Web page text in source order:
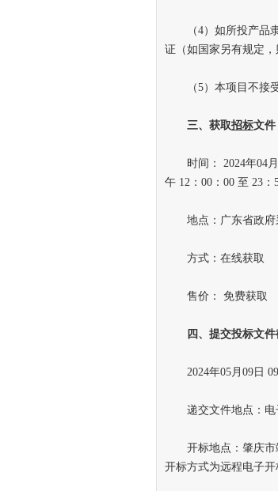
（4）如所投产品隶
证（如国家另有规定，
（5）本项目不接受
三、获取招标文件
时间： 2024年04月
午 12：00：00 至 23
地点：广东省政府
方式：在线获取
售价： 免费获取
四、提交投标文件
2024年05月09日 09
递交文件地点：电
开标地点：肇庆市端
开标方式为远程电子开